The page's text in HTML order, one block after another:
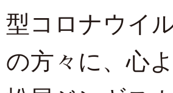
型コロナウイ
の方々に、心